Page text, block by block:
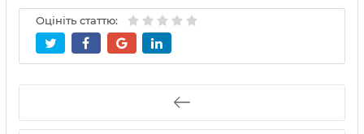
Оцініть статтю: